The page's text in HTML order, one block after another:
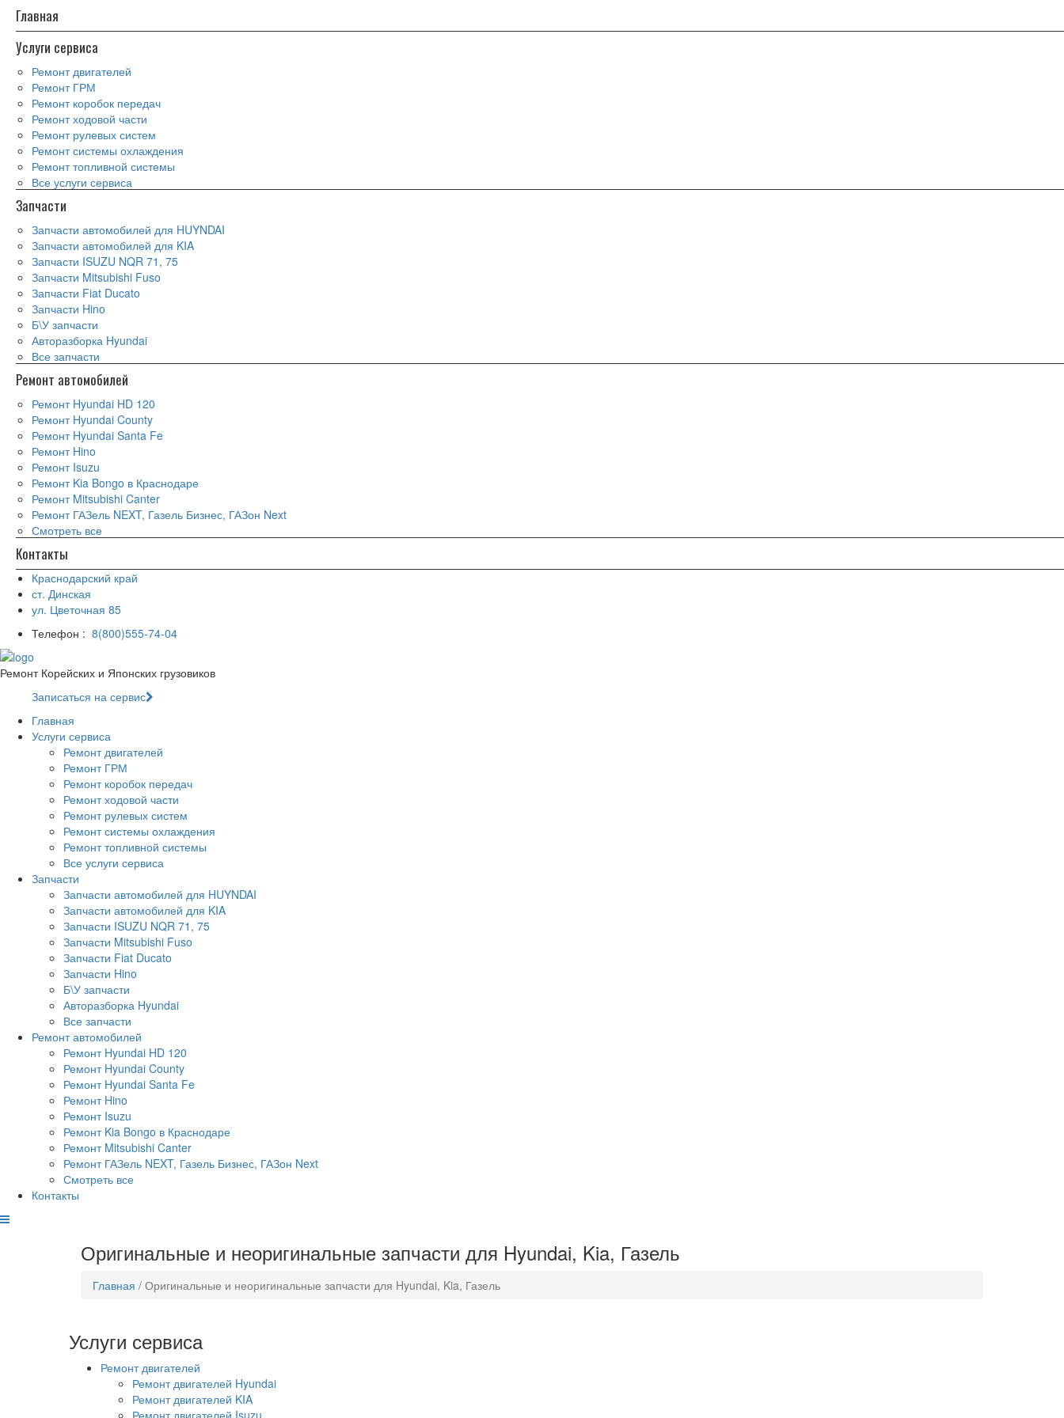
Главная
Услуги сервиса
Ремонт двигателей
Ремонт ГРМ
Ремонт коробок передач
Ремонт ходовой части
Ремонт рулевых систем
Ремонт системы охлаждения
Ремонт топливной системы
Все услуги сервиса
Запчасти
Запчасти автомобилей для HUYNDAI
Запчасти автомобилей для KIA
Запчасти ISUZU NQR 71, 75
Запчасти Mitsubishi Fuso
Запчасти Fiat Ducato
Запчасти Hino
Б\У запчасти
Авторазборка Hyundai
Все запчасти
Ремонт автомобилей
Ремонт Hyundai HD 120
Ремонт Hyundai County
Ремонт Hyundai Santa Fe
Ремонт Hino
Ремонт Isuzu
Ремонт Kia Bongo в Краснодаре
Ремонт Mitsubishi Canter
Ремонт ГАЗель NEXT, Газель Бизнес, ГАЗон Next
Смотреть все
Контакты
Краснодарский край
ст. Динская
ул. Цветочная 85
Телефон : 8(800)555-74-04
Ремонт Корейских и Японских грузовиков
Записаться на сервис
Главная
Услуги сервиса
Ремонт двигателей
Ремонт ГРМ
Ремонт коробок передач
Ремонт ходовой части
Ремонт рулевых систем
Ремонт системы охлаждения
Ремонт топливной системы
Все услуги сервиса
Запчасти
Запчасти автомобилей для HUYNDAI
Запчасти автомобилей для KIA
Запчасти ISUZU NQR 71, 75
Запчасти Mitsubishi Fuso
Запчасти Fiat Ducato
Запчасти Hino
Б\У запчасти
Авторазборка Hyundai
Все запчасти
Ремонт автомобилей
Ремонт Hyundai HD 120
Ремонт Hyundai County
Ремонт Hyundai Santa Fe
Ремонт Hino
Ремонт Isuzu
Ремонт Kia Bongo в Краснодаре
Ремонт Mitsubishi Canter
Ремонт ГАЗель NEXT, Газель Бизнес, ГАЗон Next
Смотреть все
Контакты
Оригинальные и неоригинальные запчасти для Hyundai, Kia, Газель
Главная / Оригинальные и неоригинальные запчасти для Hyundai, Kia, Газель
Услуги сервиса
Ремонт двигателей
Ремонт двигателей Hyundai
Ремонт двигателей KIA
Ремонт двигателей Isuzu